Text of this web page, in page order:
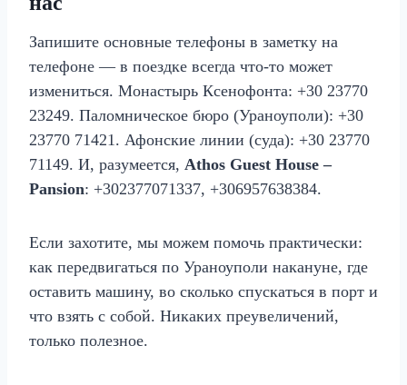
Запишите основные телефоны в заметку на
телефоне — в поездке всегда что-то может
измениться. Монастырь Ксенофонта: +30 23770
23249. Паломническое бюро (Ураноуполи): +30
23770 71421. Афонские линии (суда): +30 23770
71149. И, разумеется, Athos Guest House –
Pansion: +302377071337, +306957638384.
Если захотите, мы можем помочь практически:
как передвигаться по Ураноуполи накануне, где
оставить машину, во сколько спускаться в порт и
что взять с собой. Никаких преувеличений,
только полезное.